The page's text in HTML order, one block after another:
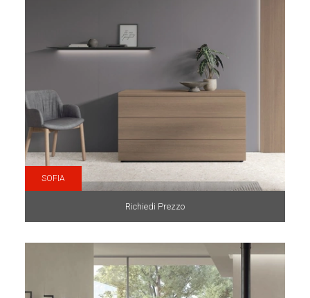
SOFIA
Richiedi Prezzo